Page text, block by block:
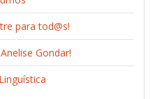
para tod@s!
Gondar!